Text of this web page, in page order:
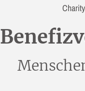
Charity